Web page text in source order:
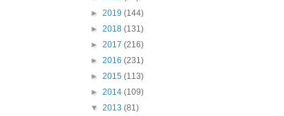
► 2019 (144)
► 2018 (131)
► 2017 (216)
► 2016 (231)
► 2015 (113)
► 2014 (109)
▼ 2013 (81)